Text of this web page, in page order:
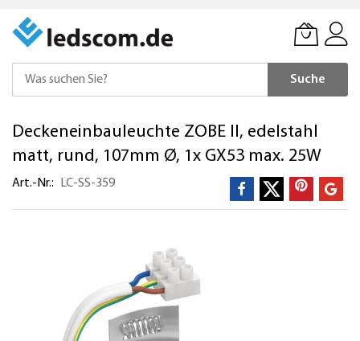
Suche
zumDeckeneinbauleuchte ZOBE II, edelstahl
matt, rund, 107mm Ø, 1x GX53 max. 25W
Art.-Nr. LC-SS-359